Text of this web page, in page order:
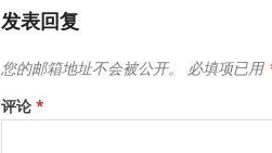
发表回复
您的邮箱地址不会被公开。 必填项已用
评论 *